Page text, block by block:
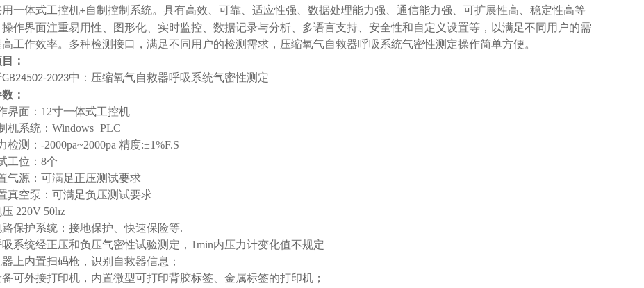
一体式工控机+自制控制系统。具有高效、可靠、适应性强、数据处理能力强、通信能力强、可扩展性高、稳定性高等
作界面注重易用性、图形化、实时监控、数据记录与分析、多语言支持、安全性和自定义设置等，以满足不同用户的需
工作效率。多种检测接口，满足不同用户的检测需求，压缩氧气自救器呼吸系统气密性测定操作简单方便。
：
GB24502-2023中：压缩氧气自救器呼吸系统气密性测定
：
界面： 12寸一体式工控机
机系统：Windows+PLC
检测：-2000pa~2000pa 精度:±1%F.S
工位：8个
气源：可满足正压测试要求
真空泵：可满足负压测试要求
压 220V 50hz
路保护系统：接地保护、快速保险等.
吸系统经正压和负压气密性试验测定，1min内压力计变化值不规定
上内置扫码枪，识别自救器信息；
可外接打印机，内置微型可打印背胶标签、金属标签的打印机；